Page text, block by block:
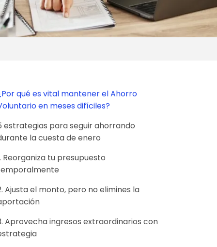
qué es vital mantener el Ahorro
en meses difíciles?
estrategias para seguir ahorrando
la cuesta de enero
Reorganiza tu presupuesto
Ajusta el monto, pero no elimines la
Aprovecha ingresos extraordinarios con